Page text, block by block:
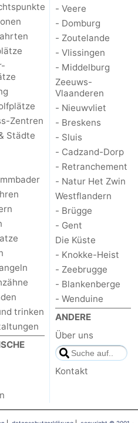
Zentren
Städte
trinken
- Veere
- Domburg
- Zoutelande
- Vlissingen
- Middelburg
Zeeuws-
Vlaanderen
- Nieuwvliet
- Breskens
- Sluis
- Cadzand-Dorp
- Retranchement
- Natur Het Zwin
Westflandern
- Brügge
- Gent
Die Küste
- Knokke-Heist
- Zeebrugge
- Blankenberge
- Wenduine
ANDERE
Über uns
Kontakt